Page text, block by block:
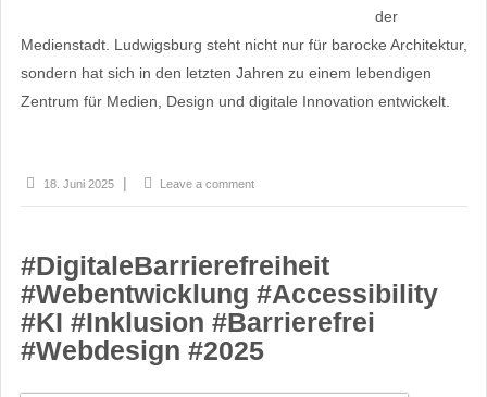
der
Medienstadt. Ludwigsburg steht nicht nur für barocke Architektur,
sondern hat sich in den letzten Jahren zu einem lebendigen
Zentrum für Medien, Design und digitale Innovation entwickelt.
18. Juni 2025 Leave a comment
#DigitaleBarrierefreiheit
#Webentwicklung #Accessibility
#KI #Inklusion #Barrierefrei
#Webdesign #2025